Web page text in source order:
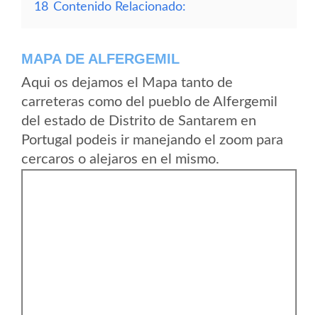
18 Contenido Relacionado:
MAPA DE ALFERGEMIL
Aqui os dejamos el Mapa tanto de
carreteras como del pueblo de Alfergemil
del estado de Distrito de Santarem en
Portugal podeis ir manejando el zoom para
cercaros o alejaros en el mismo.